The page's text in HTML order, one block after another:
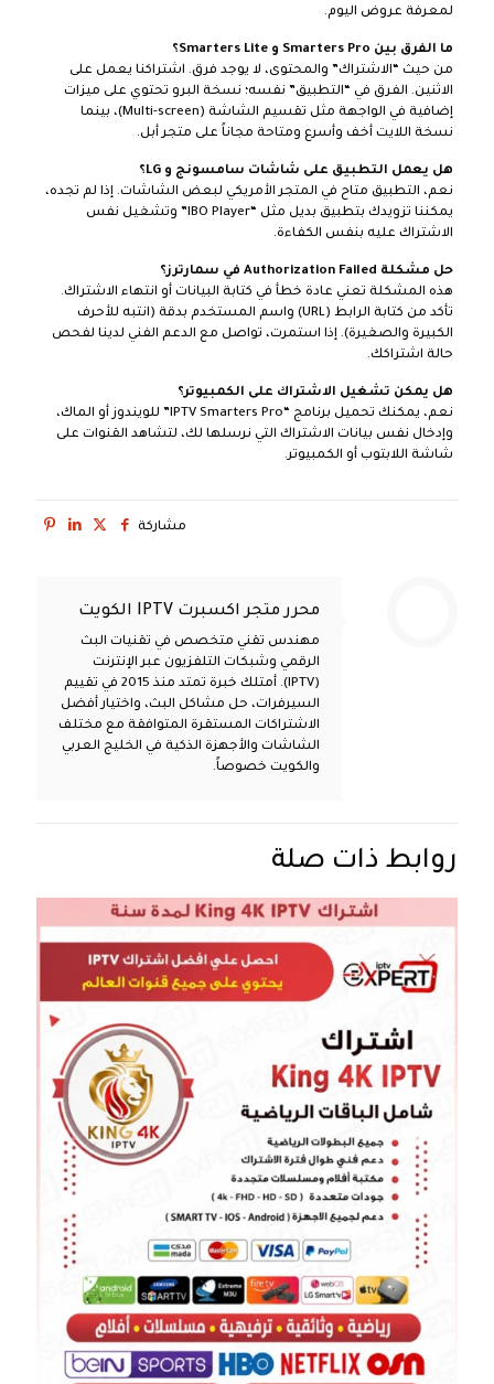
لمعرفة عروض اليوم.
ما الفرق بين Smarters Pro و Smarters Lite؟
من حيث “الاشتراك” والمحتوى، لا يوجد فرق. اشتراكنا يعمل على
الاثنين. الفرق في “التطبيق” نفسه؛ نسخة البرو تحتوي على ميزات
إضافية في الواجهة مثل تقسيم الشاشة (Multi-screen)، بينما
نسخة اللايت أخف وأسرع ومتاحة مجاناً على متجر أبل.
هل يعمل التطبيق على شاشات سامسونج و LG؟
نعم، التطبيق متاح في المتجر الأمريكي لبعض الشاشات. إذا لم تجده،
يمكننا تزويدك بتطبيق بديل مثل “IBO Player” وتشغيل نفس
الاشتراك عليه بنفس الكفاءة.
حل مشكلة Authorization Failed في سمارترز؟
هذه المشكلة تعني عادة خطأ في كتابة البيانات أو انتهاء الاشتراك.
تأكد من كتابة الرابط (URL) واسم المستخدم بدقة (انتبه للأحرف
الكبيرة والصغيرة). إذا استمرت، تواصل مع الدعم الفني لدينا لفحص
حالة اشتراكك.
هل يمكن تشغيل الاشتراك على الكمبيوتر؟
نعم، يمكنك تحميل برنامج “IPTV Smarters Pro” للويندوز أو الماك،
وإدخال نفس بيانات الاشتراك التي نرسلها لك، لتشاهد القنوات على
شاشة اللابتوب أو الكمبيوتر.
مشاركة
محرر متجر اكسبرت IPTV الكويت
مهندس تقني متخصص في تقنيات البث
الرقمي وشبكات التلفزيون عبر الإنترنت
(IPTV). أمتلك خبرة تمتد منذ 2015 في تقييم
السيرفرات، حل مشاكل البث، واختيار أفضل
الاشتراكات المستقرة المتوافقة مع مختلف
الشاشات والأجهزة الذكية في الخليج العربي
والكويت خصوصاً.
روابط ذات صلة